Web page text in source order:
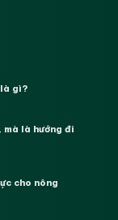
là gì?
mà là hướng đi
cho nông